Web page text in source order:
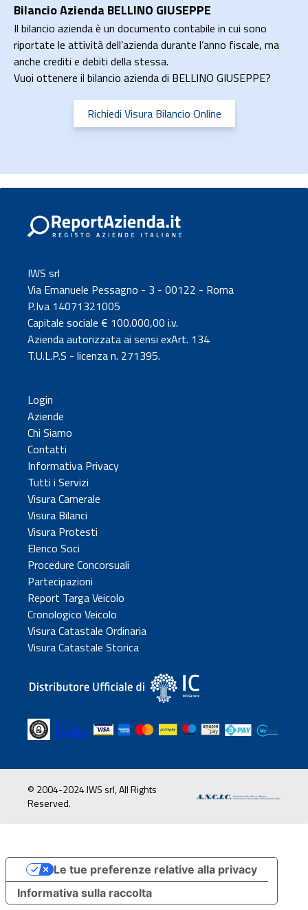
Bilancio Azienda BELLINO GIUSEPPE
Il bilancio azienda è un documento contabile in cui sono
riportate le attività dell’azienda durante l’anno fiscale, ma
anche crediti e debiti della stessa.
Vuoi ottenere il bilancio azienda di BELLINO GIUSEPPE?
Richiedi Visura Bilancio Online
IWS srl
Via Emanuele Pessagno - 3 - 00122 - Roma
P.Iva 14071321005
Capitale sociale € 100.000,00 i.v.
Azienda autorizzata ai sensi exArt. 134
T.U.L.P.S - licenza n. 271395.
Login
Aziende
Chi Siamo
Contatti
Informativa Privacy
Tutti i Servizi
Visura Camerale
Visura Bilanci
Visura Protesti
Elenco Soci
Procedure Concorsuali
Partecipazioni
Report Targa Veicolo
Cronologico Veicolo
Visura Catastale Ordinaria
Visura Catastale Storica
© 2004-2024 IWS srl, All Rights
Reserved.
Informativa sulla raccolta
Le tue preferenze relative alla privacy